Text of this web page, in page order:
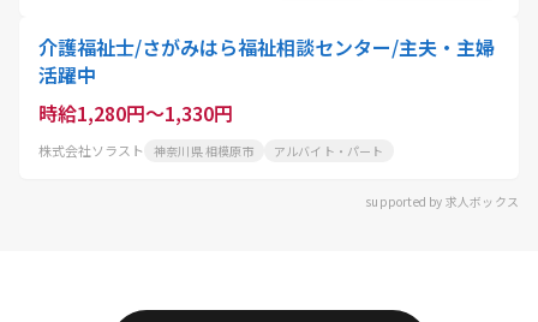
介護福祉士/さがみはら福祉相談センター/主夫・主婦
活躍中
時給1,280円～1,330円
株式会社ソラスト 神奈川県 相模原市 アルバイト・パート
supported by 求人ボックス